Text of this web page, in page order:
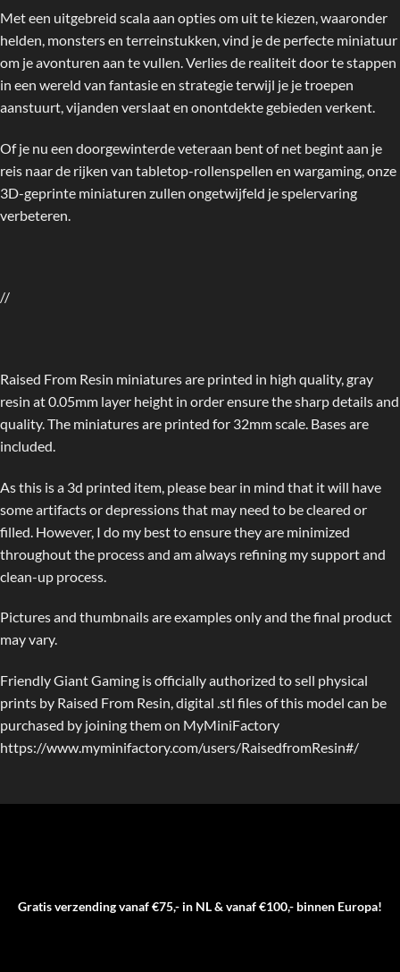
Met een uitgebreid scala aan opties om uit te kiezen, waaronder
helden, monsters en terreinstukken, vind je de perfecte miniatuur
om je avonturen aan te vullen. Verlies de realiteit door te stappen
in een wereld van fantasie en strategie terwijl je je troepen
aanstuurt, vijanden verslaat en onontdekte gebieden verkent.
Of je nu een doorgewinterde veteraan bent of net begint aan je
reis naar de rijken van tabletop-rollenspellen en wargaming, onze
3D-geprinte miniaturen zullen ongetwijfeld je spelervaring
verbeteren.
//
Raised From Resin miniatures are printed in high quality, gray
resin at 0.05mm layer height in order ensure the sharp details and
quality. The miniatures are printed for 32mm scale. Bases are
included.
As this is a 3d printed item, please bear in mind that it will have
some artifacts or depressions that may need to be cleared or
filled. However, I do my best to ensure they are minimized
throughout the process and am always refining my support and
clean-up process.
Pictures and thumbnails are examples only and the final product
may vary.
Friendly Giant Gaming is officially authorized to sell physical
prints by Raised From Resin, digital .stl files of this model can be
purchased by joining them on MyMiniFactory
https://www.myminifactory.com/users/RaisedfromResin#/
Gratis verzending vanaf €75,- in NL & vanaf €100,- binnen Europa!